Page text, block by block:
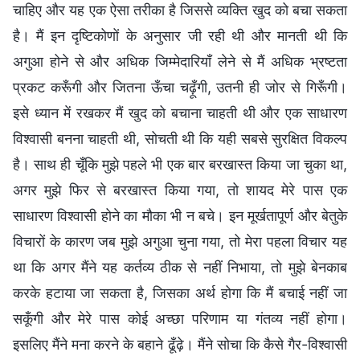
चाहिए और यह एक ऐसा तरीका है जिससे व्यक्ति खुद को बचा सकता
है। मैं इन दृष्टिकोणों के अनुसार जी रही थी और मानती थी कि
अगुआ होने से और अधिक जिम्मेदारियाँ लेने से मैं अधिक भ्रष्टता
प्रकट करूँगी और जितना ऊँचा चढ़ूँगी, उतनी ही जोर से गिरूँगी।
इसे ध्यान में रखकर मैं खुद को बचाना चाहती थी और एक साधारण
विश्वासी बनना चाहती थी, सोचती थी कि यही सबसे सुरक्षित विकल्प
है। साथ ही चूँकि मुझे पहले भी एक बार बरखास्त किया जा चुका था,
अगर मुझे फिर से बरखास्त किया गया, तो शायद मेरे पास एक
साधारण विश्वासी होने का मौका भी न बचे। इन मूर्खतापूर्ण और बेतुके
विचारों के कारण जब मुझे अगुआ चुना गया, तो मेरा पहला विचार यह
था कि अगर मैंने यह कर्तव्य ठीक से नहीं निभाया, तो मुझे बेनकाब
करके हटाया जा सकता है, जिसका अर्थ होगा कि मैं बचाई नहीं जा
सकूँगी और मेरे पास कोई अच्छा परिणाम या गंतव्य नहीं होगा।
इसलिए मैंने मना करने के बहाने ढूँढ़े। मैंने सोचा कि कैसे गैर-विश्वासी